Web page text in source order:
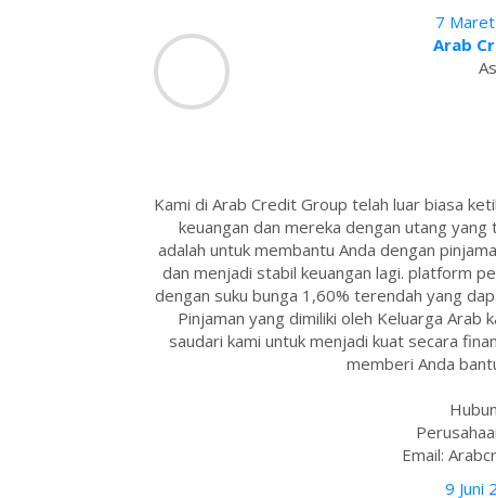
7
Arab
Kami di Arab Credit Group telah luar biasa
keuangan dan mereka dengan utang
adalah untuk membantu Anda dengan
dan menjadi stabil keuangan lagi. platform
dengan suku bunga 1,60% terendah yang
Pinjaman yang dimiliki oleh Keluarga Arab
saudari kami untuk menjadi kuat secara
memberi Anda
Email:
9 Juni